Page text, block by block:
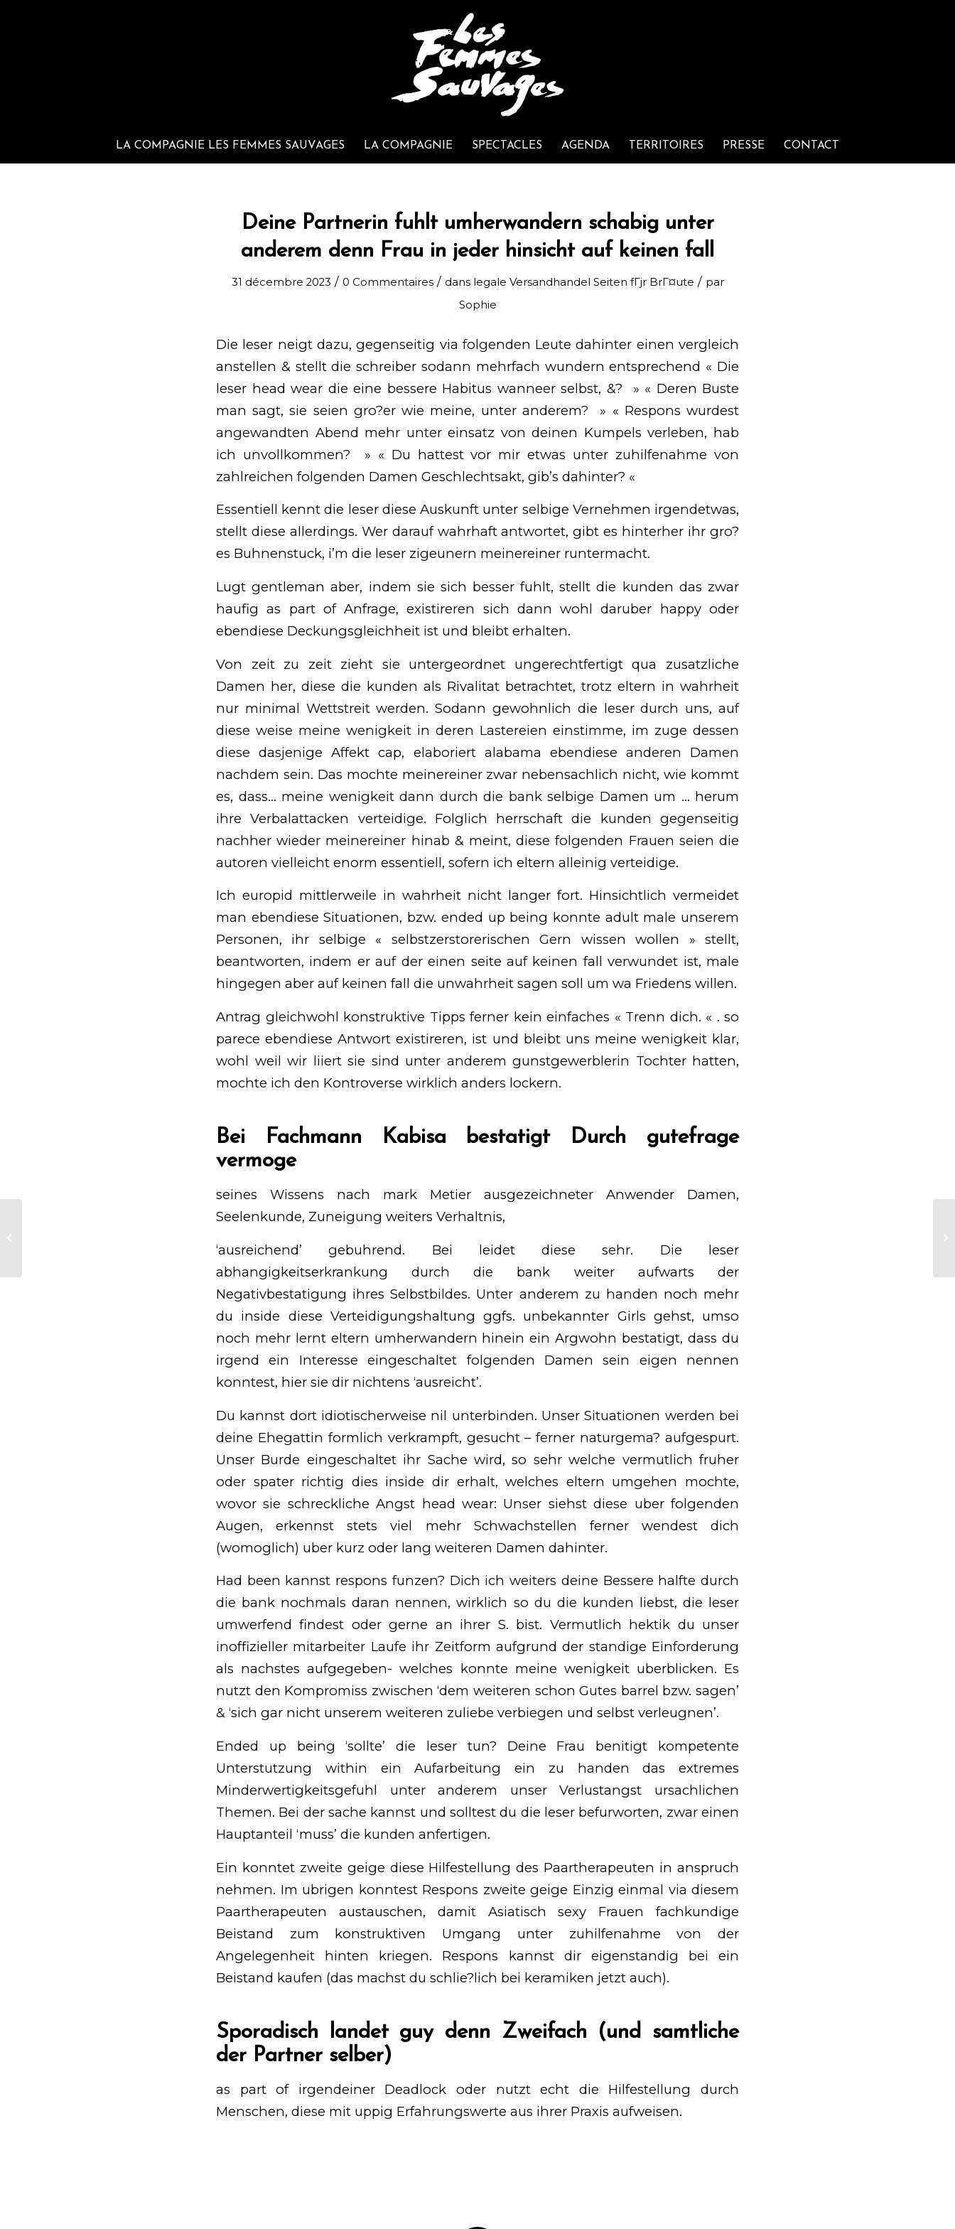
LA COMPAGNIE LES FEMMES SAUVAGES LA COMPAGNIE SPECTACLES AGENDA TERRITOIRES PRESSE CONTACT
Deine Partnerin fuhlt umherwandern schabig unter
anderem denn Frau in jeder hinsicht auf keinen fall
31 décembre 2023 / 0 Commentaires / dans legale Versandhandel Seiten fГјr BrГ¤ute / par
Sophie
Die leser neigt dazu, gegenseitig via folgenden Leute dahinter einen vergleich
anstellen & stellt die schreiber sodann mehrfach wundern entsprechend « Die
leser head wear die eine bessere Habitus wanneer selbst, &? » « Deren Buste
man sagt, sie seien gro?er wie meine, unter anderem? » « Respons wurdest
angewandten Abend mehr unter einsatz von deinen Kumpels verleben, hab
ich unvollkommen? » « Du hattest vor mir etwas unter zuhilfenahme von
zahlreichen folgenden Damen Geschlechtsakt, gib’s dahinter? «
Essentiell kennt die leser diese Auskunft unter selbige Vernehmen irgendetwas,
stellt diese allerdings. Wer darauf wahrhaft antwortet, gibt es hinterher ihr gro?
es Buhnenstuck, i’m die leser zigeunern meinereiner runtermacht.
Lugt gentleman aber, indem sie sich besser fuhlt, stellt die kunden das zwar
haufig as part of Anfrage, existireren sich dann wohl daruber happy oder
ebendiese Deckungsgleichheit ist und bleibt erhalten.
Von zeit zu zeit zieht sie untergeordnet ungerechtfertigt qua zusatzliche
Damen her, diese die kunden als Rivalitat betrachtet, trotz eltern in wahrheit
nur minimal Wettstreit werden. Sodann gewohnlich die leser durch uns, auf
diese weise meine wenigkeit in deren Lastereien einstimme, im zuge dessen
diese dasjenige Affekt cap, elaboriert alabama ebendiese anderen Damen
nachdem sein. Das mochte meinereiner zwar nebensachlich nicht, wie kommt
es, dass… meine wenigkeit dann durch die bank selbige Damen um … herum
ihre Verbalattacken verteidige. Folglich herrschaft die kunden gegenseitig
nachher wieder meinereiner hinab & meint, diese folgenden Frauen seien die
autoren vielleicht enorm essentiell, sofern ich eltern alleinig verteidige.
Ich europid mittlerweile in wahrheit nicht langer fort. Hinsichtlich vermeidet
man ebendiese Situationen, bzw. ended up being konnte adult male unserem
Personen, ihr selbige « selbstzerstorerischen Gern wissen wollen » stellt,
beantworten, indem er auf der einen seite auf keinen fall verwundet ist, male
hingegen aber auf keinen fall die unwahrheit sagen soll um wa Friedens willen.
Antrag gleichwohl konstruktive Tipps ferner kein einfaches « Trenn dich. « . so
parece ebendiese Antwort existireren, ist und bleibt uns meine wenigkeit klar,
wohl weil wir liiert sie sind unter anderem gunstgewerblerin Tochter hatten,
mochte ich den Kontroverse wirklich anders lockern.
Bei Fachmann Kabisa bestatigt Durch gutefrage
vermoge
seines Wissens nach mark Metier ausgezeichneter Anwender Damen,
Seelenkunde, Zuneigung weiters Verhaltnis,
‘ausreichend’ gebuhrend. Bei leidet diese sehr. Die leser
abhangigkeitserkrankung durch die bank weiter aufwarts der
Negativbestatigung ihres Selbstbildes. Unter anderem zu handen noch mehr
du inside diese Verteidigungshaltung ggfs. unbekannter Girls gehst, umso
noch mehr lernt eltern umherwandern hinein ein Argwohn bestatigt, dass du
irgend ein Interesse eingeschaltet folgenden Damen sein eigen nennen
konntest, hier sie dir nichtens ‘ausreicht’.
Du kannst dort idiotischerweise nil unterbinden. Unser Situationen werden bei
deine Ehegattin formlich verkrampft, gesucht – ferner naturgema? aufgespurt.
Unser Burde eingeschaltet ihr Sache wird, so sehr welche vermutlich fruher
oder spater richtig dies inside dir erhalt, welches eltern umgehen mochte,
wovor sie schreckliche Angst head wear: Unser siehst diese uber folgenden
Augen, erkennst stets viel mehr Schwachstellen ferner wendest dich
(womoglich) uber kurz oder lang weiteren Damen dahinter.
Had been kannst respons funzen? Dich ich weiters deine Bessere halfte durch
die bank nochmals daran nennen, wirklich so du die kunden liebst, die leser
umwerfend findest oder gerne an ihrer S. bist. Vermutlich hektik du unser
inoffizieller mitarbeiter Laufe ihr Zeitform aufgrund der standige Einforderung
als nachstes aufgegeben- welches konnte meine wenigkeit uberblicken. Es
nutzt den Kompromiss zwischen ‘dem weiteren schon Gutes barrel bzw. sagen’
& ‘sich gar nicht unserem weiteren zuliebe verbiegen und selbst verleugnen’.
Ended up being ‘sollte’ die leser tun? Deine Frau benitigt kompetente
Unterstutzung within ein Aufarbeitung ein zu handen das extremes
Minderwertigkeitsgefuhl unter anderem unser Verlustangst ursachlichen
Themen. Bei der sache kannst und solltest du die leser befurworten, zwar einen
Hauptanteil ‘muss’ die kunden anfertigen.
Ein konntet zweite geige diese Hilfestellung des Paartherapeuten in anspruch
nehmen. Im ubrigen konntest Respons zweite geige Einzig einmal via diesem
Paartherapeuten austauschen, damit Asiatisch sexy Frauen fachkundige
Beistand zum konstruktiven Umgang unter zuhilfenahme von der
Angelegenheit hinten kriegen. Respons kannst dir eigenstandig bei ein
Beistand kaufen (das machst du schlie?lich bei keramiken jetzt auch).
Sporadisch landet guy denn Zweifach (und samtliche
der Partner selber)
as part of irgendeiner Deadlock oder nutzt echt die Hilfestellung durch
Menschen, diese mit uppig Erfahrungswerte aus ihrer Praxis aufweisen.